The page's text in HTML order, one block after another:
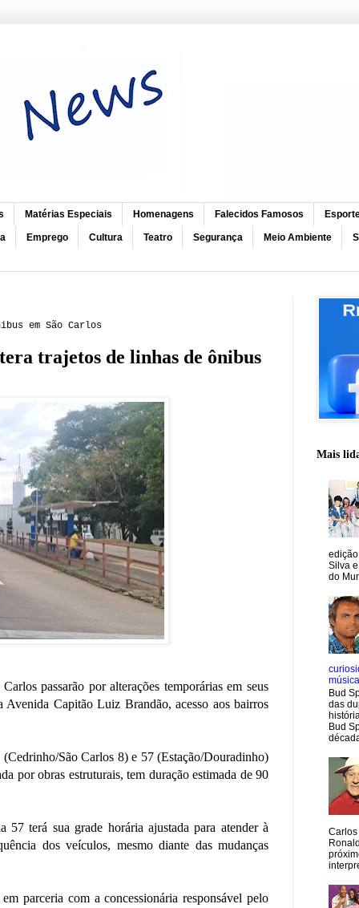
Matérias Especiais Homenagens Falecidos Famosos
Emprego Cultura Teatro Segurança Meio Ambiente
em São Carlos
trajetos de linhas de ônibus
passarão por alterações temporárias em seus
Capitão Luiz Brandão, acesso aos bairros
São Carlos 8) e 57 (Estação/Douradinho)
por obras estruturais, tem duração estimada de 90
57 terá sua grade horária ajustada para atender à
dos veículos, mesmo diante das mudanças
parceria com a concessionária responsável pelo
Mais
Silva
do
Bud
das
Bud
Carlos